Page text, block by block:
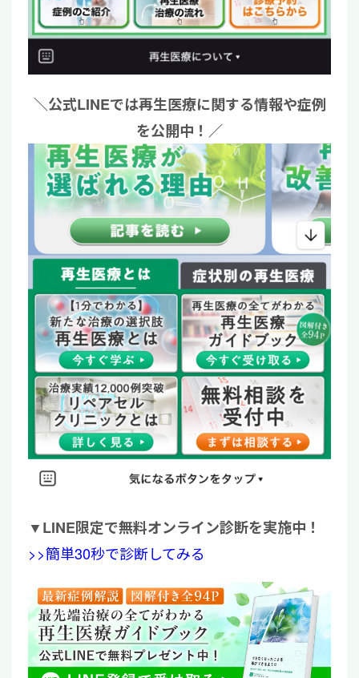
＼公式LINEでは再生医療に関する情報や症例
を公開中！／
▼LINE限定で無料オンライン診断を実施中！
>>簡単30秒で診断してみる